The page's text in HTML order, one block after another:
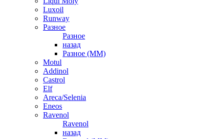
Luxoil
Runway
Разное
Разное
назад
Разное (ММ)
Motul
Addinol
Castrol
Elf
Areca/Selenia
Eneos
Ravenol
Ravenol
назад